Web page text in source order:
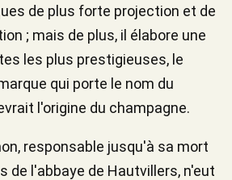
de plus forte projection et de
; mais de plus, il élabore une
les plus prestigieuses, le
qui porte le nom du
l'origine du champagne.
responsable jusqu'à sa mort
de l'abbaye de Hautvillers, n'eut